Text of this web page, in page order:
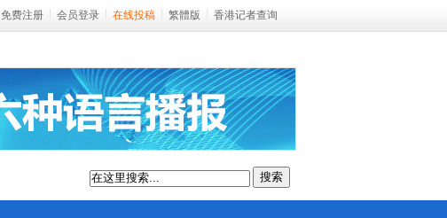
免费注册 会员登录 在线投稿 繁體版 香港记者查询
搜索